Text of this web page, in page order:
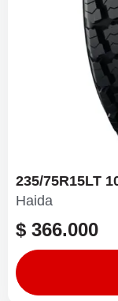
235/75R15LT
Haida
$ 366.000